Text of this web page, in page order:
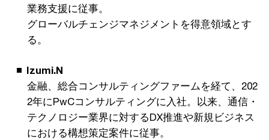
業務支援に従事。
グローバルチェンジマネジメントを得意領域とす
る。
Izumi.N
金融、総合コンサルティングファームを経て、202
2年にPwCコンサルティングに入社。以来、通信・
テクノロジー業界に対するDX推進や新規ビジネス
における構想策定案件に従事。